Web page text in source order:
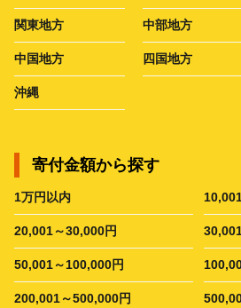
関東地方 中部地方
中国地方 四国地方
沖縄
寄付金額から探す
1万円以内
20,001～30,000円
50,001～100,000円
200,001～500,000円